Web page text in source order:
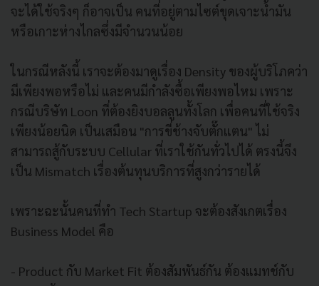
จะได้ใช้จริงๆ ก็อาจเป็น คนที่อยู่ตามไซต์ขุดเจาะน้ำมัน
หรือเกาะห่างไกลซึ่งมีจำนวนน้อย
ในกรณีหลังนี้ เราจะต้องมาดูเรื่อง Density ของผู้บริโภคว่า
มีเพียงพอหรือไม่ และคนมีกำลังซื้อเพียงพอไหม เพราะ
กรณีบริษัท Loon ที่ต้องยิงบอลลูนทั้งโลก เพื่อคนที่ใช้จริง
เพียงน้อยนิด เป็นเสมือน "การขี่ช้างจับตั๊กแตน" ไม่
สามารถสู้กับระบบ Cellular ที่เราใช้กันทั่วไปได้ ตรงนี้จึง
เป็น Mismatch เรื่องต้นทุนบริการที่สูงกว่ารายได้
เพราะฉะนั้นคนที่ทำ Tech Startup จะต้องสังเกตเรื่อง
Business Model คือ
- Product กับ Market Fit ต้องสัมพันธ์กัน ต้องแมทช์กับ